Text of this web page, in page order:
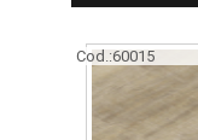
Cod.:60015